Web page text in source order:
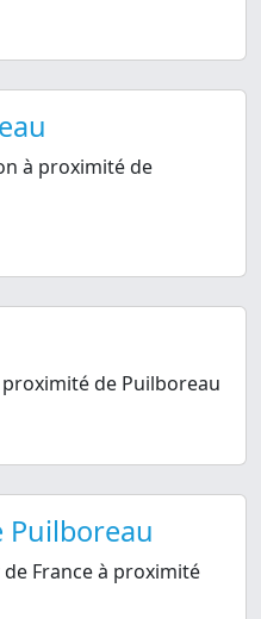
à proximité de
de Puilboreau
Puilboreau
France à proximité